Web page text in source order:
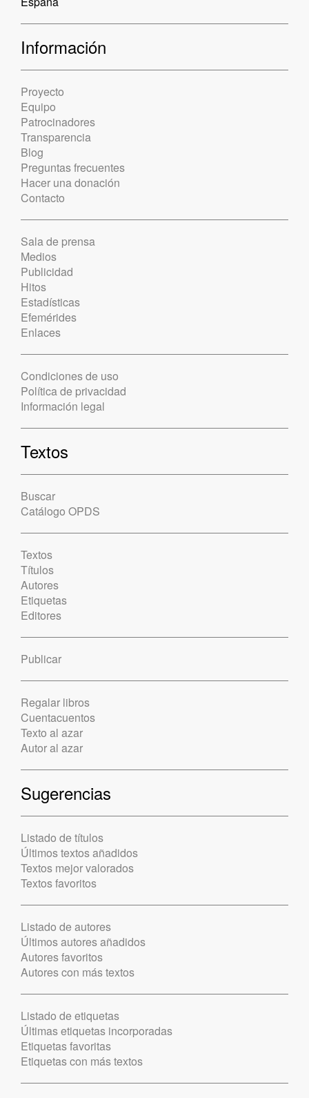
Información
Proyecto
Equipo
Patrocinadores
Transparencia
Blog
Preguntas frecuentes
Hacer una donación
Contacto
Sala de prensa
Medios
Publicidad
Hitos
Estadísticas
Efemérides
Enlaces
Condiciones de uso
Política de privacidad
Información legal
Textos
Buscar
Catálogo OPDS
Textos
Títulos
Autores
Etiquetas
Editores
Publicar
Regalar libros
Cuentacuentos
Texto al azar
Autor al azar
Sugerencias
Listado de títulos
Últimos textos añadidos
Textos mejor valorados
Textos favoritos
Listado de autores
Últimos autores añadidos
Autores favoritos
Autores con más textos
Listado de etiquetas
Últimas etiquetas incorporadas
Etiquetas favoritas
Etiquetas con más textos